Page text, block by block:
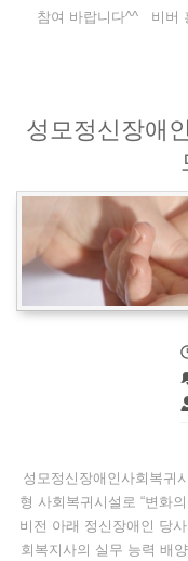
참여 바랍니다^^ 비버
성모정신장애
성모정신장애인사회복귀
형 사회복귀시설로 “변화
비전 아래 정신장애인 당
회복지사의 실무 능력 배